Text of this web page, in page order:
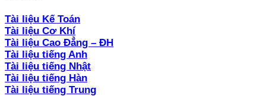
Tài liệu Kế Toán
Tài liệu Cơ Khí
Tài liệu Cao Đẳng – ĐH
Tài liệu tiếng Anh
Tài liệu tiếng Nhật
Tài liệu tiếng Hàn
Tài liệu tiếng Trung